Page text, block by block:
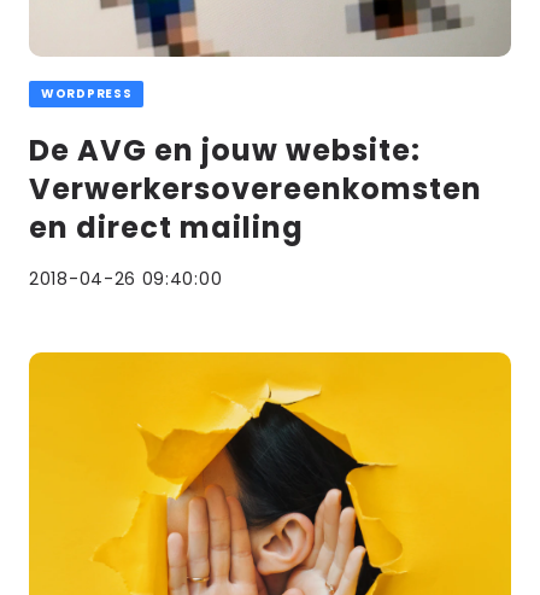
WORDPRESS
De AVG en jouw website:
Verwerkersovereenkomsten
en direct mailing
2018-04-26 09:40:00
Lees